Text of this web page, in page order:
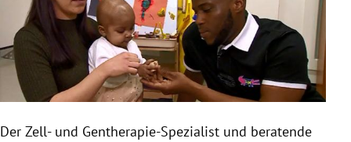
Der Zell- und Gentherapie-Spezialist und beratende